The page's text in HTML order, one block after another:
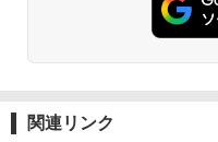
関連リンク